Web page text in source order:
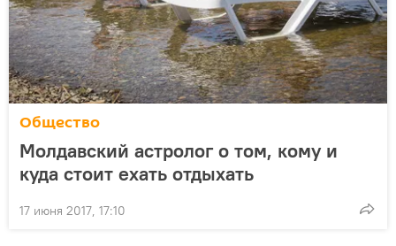
Общество
Молдавский астролог о том, кому и
куда стоит ехать отдыхать
17 июня 2017, 17:10